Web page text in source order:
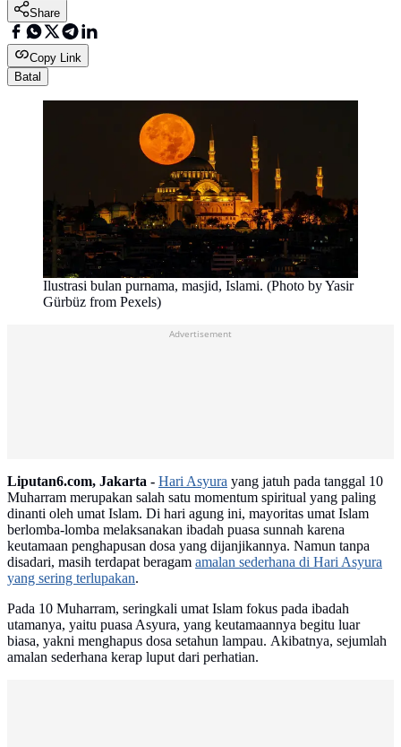
Share
Copy Link
Batal
Ilustrasi bulan purnama, masjid, Islami. (Photo by Yasir
Gürbüz from Pexels)
Liputan6.com, Jakarta - Hari Asyura yang jatuh pada tanggal 10
Muharram merupakan salah satu momentum spiritual yang paling
dinanti oleh umat Islam. Di hari agung ini, mayoritas umat Islam
berlomba-lomba melaksanakan ibadah puasa sunnah karena
keutamaan penghapusan dosa yang dijanjikannya. Namun tanpa
disadari, masih terdapat beragam amalan sederhana di Hari Asyura
yang sering terlupakan.
Pada 10 Muharram, seringkali umat Islam fokus pada ibadah
utamanya, yaitu puasa Asyura, yang keutamaannya begitu luar
biasa, yakni menghapus dosa setahun lampau. Akibatnya, sejumlah
amalan sederhana kerap luput dari perhatian.